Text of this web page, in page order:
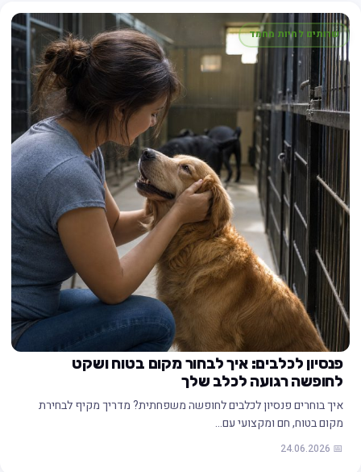
שרותים לחיות מחמד
פנסיון לכלבים: איך לבחור מקום בטוח ושקט
לחופשה רגועה לכלב שלך
איך בוחרים פנסיון לכלבים לחופשה משפחתית? מדריך מקיף לבחירת
מקום בטוח, חם ומקצועי עם…
📅 24.06.2026